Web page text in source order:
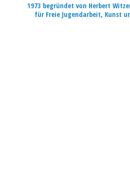
1973 begründet von Herbert
für Freie Jugendarbeit, Kunst